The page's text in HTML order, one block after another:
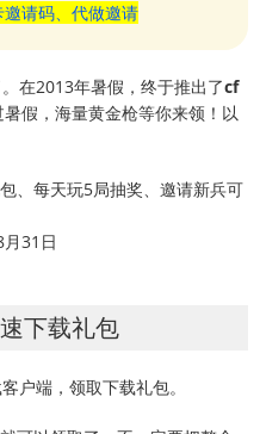
请码、代做邀请
在2013年暑假，终于推出了cf
假，海量黄金枪等你来领！以
、每天玩5局抽奖、邀请新兵可
31日
下载礼包
户端，领取下载礼包。